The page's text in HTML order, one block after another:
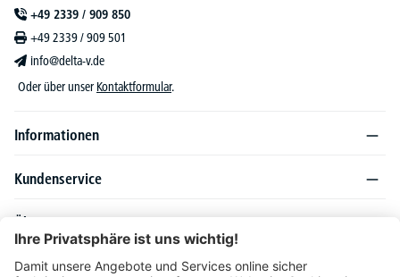
+49 2339 / 909 850
+49 2339 / 909 501
info@delta-v.de
Oder über unser Kontaktformular.
Informationen
Kundenservice
Über DELTA-V
Produktsortiment